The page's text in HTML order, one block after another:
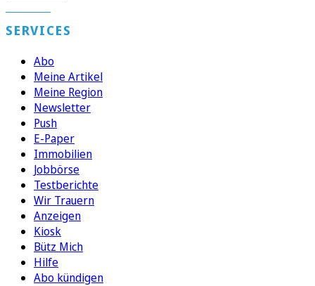
SERVICES
Abo
Meine Artikel
Meine Region
Newsletter
Push
E-Paper
Immobilien
Jobbörse
Testberichte
Wir Trauern
Anzeigen
Kiosk
Bütz Mich
Hilfe
Abo kündigen